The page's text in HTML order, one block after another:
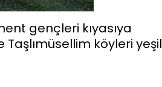
gençleri kıyasıya
köyleri yeşil